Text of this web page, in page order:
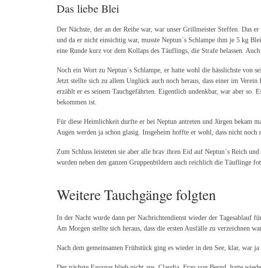
Das liebe Blei
Der Nächste, der an der Reihe war, war unser Grillmeister Steffen. Das
und da er nicht einsichtig war, musste Neptun´s Schlampe ihm je 5 kg
eine Runde kurz vor dem Kollaps des Täuflings, die Strafe belassen.
Noch ein Wort zu Neptun´s Schlampe, er hatte wohl die hässlichste von
Jetzt stellte sich zu allem Unglück auch noch heraus, dass einer im
erzählt er es seinem Tauchgefährten. Eigentlich undenkbar, war aber so.
bekommen ist.
Für diese Heimlichkeit durfte er bei Neptun antreten und Jürgen bekam
Augen werden ja schon glasig. Insgeheim hoffte er wohl, dass nicht noch
Zum Schluss leisteten sie aber alle brav ihren Eid auf Neptun´s Reich
wurden neben den ganzen Gruppenbildern auch reichlich die Täuflinge
Weitere Tauchgänge folgten
In der Nacht wurde dann per Nachrichtendienst wieder der Tagesablauf
Am Morgen stellte sich heraus, dass die ersten Ausfälle zu verzeichnen
Nach dem gemeinsamen Frühstück ging es wieder in den See, klar, war